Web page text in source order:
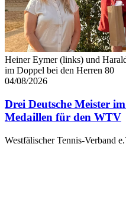
Heiner Eymer (links) und
im Doppel bei den Herren 80
04/08/2026
Drei Deutsche Meister
Medaillen für den WTV
Westfälischer Tennis-Verband